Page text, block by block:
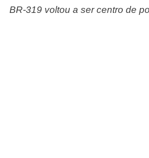
BR-319 voltou a ser centro de